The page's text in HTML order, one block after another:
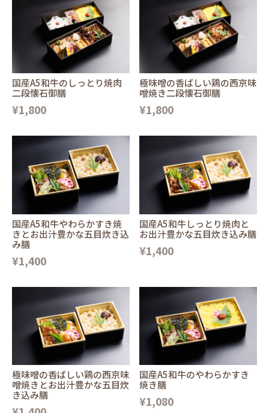
国産A5和牛のしっとり焼肉
二段懐石御膳
¥1,800
極味噌の香ばしい鶏の西京味
噌焼き二段懐石御膳
¥1,800
国産A5和牛やわらかすき焼
きとお出汁豊かな五目炊き込
み膳
¥1,400
国産A5和牛しっとり焼肉と
お出汁豊かな五目炊き込み膳
¥1,400
極味噌の香ばしい鶏の西京味
噌焼きとお出汁豊かな五目炊
き込み膳
国産A5和牛のやわらかすき
焼き膳
¥1,080